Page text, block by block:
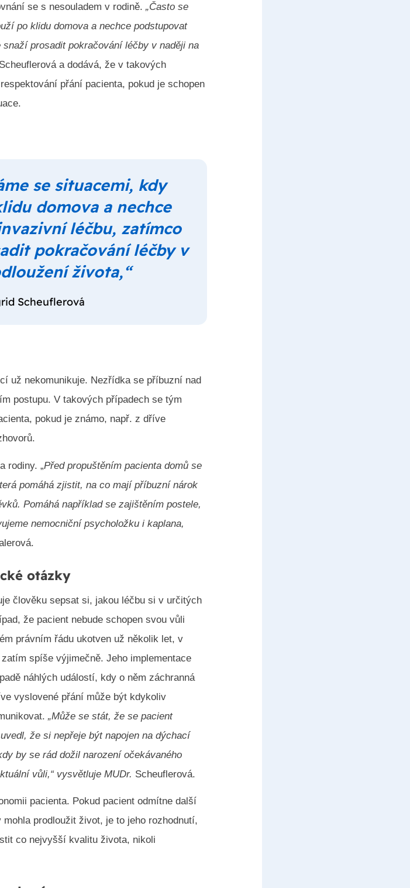
se s nesouladem v rodině.„Často se
po klidu domova a nechce podstupovat
prosadit pokračování léčby v naději na
a dodává, že v takových
přání pacienta, pokud je schopen
se situacemi, kdy
domova a nechce
léčbu, zatímco
pokračování léčby v
života,“
Scheuflerová
už nekomunikuje. Nezřídka se příbuzní nad
postupu. V takových případech se tým
pokud je známo, např. z dříve
rodiny. „Před propuštěním pacienta domů se
pomáhá zjistit, na co mají příbuzní nárok
Pomáhá například se zajištěním postele,
nemocniční psycholožku i kaplana,
otázky
člověku sepsat si, jakou léčbu si v určitých
že pacient nebude schopen svou vůli
právním řádu ukotven už několik let, v
spíše výjimečně. Jeho implementace
náhlých událostí, kdy o něm záchranná
vyslovené přání může být kdykoliv
„Může se stát, že se pacient
že si nepřeje být napojen na dýchací
by se rád dožil narození očekávaného
vůli,“ vysvětluje MUDr. Scheuflerová.
pacienta. Pokud pacient odmítne další
prodloužit život, je to jeho rozhodnutí,
co nejvyšší kvalitu života, nikoli